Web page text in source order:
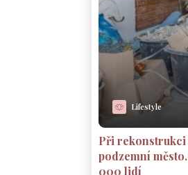
Lifestyle
Při rekonstrukci
podzemní
000 lidí